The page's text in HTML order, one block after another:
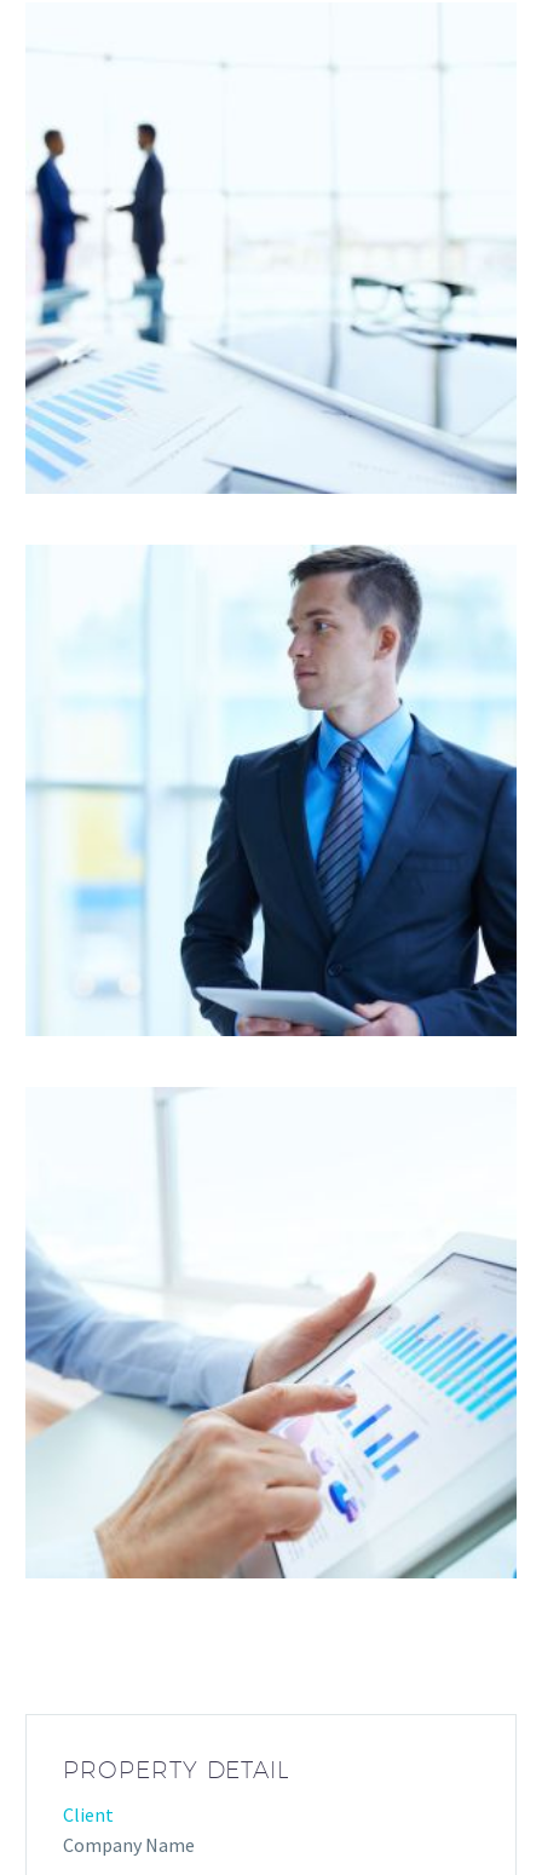
PROPERTY DETAIL
Client
Company Name